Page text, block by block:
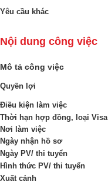
Yêu cầu khác
Nội dung công việc
Mô tả công việc
Quyền lợi
Điều kiện làm việc
Thời hạn hợp đồng, loại Visa
Nơi làm việc
Ngày nhận hồ sơ
Ngày PV/ thi tuyển
Hình thức PV/ thi tuyển
Xuất cảnh